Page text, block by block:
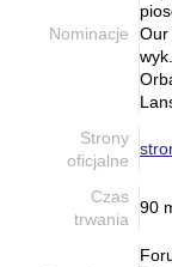
Nominacje
Our
Strony
oficjalne
Czas
trwania
90